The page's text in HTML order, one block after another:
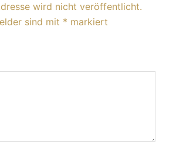
wird nicht veröffentlicht.
sind mit * markiert